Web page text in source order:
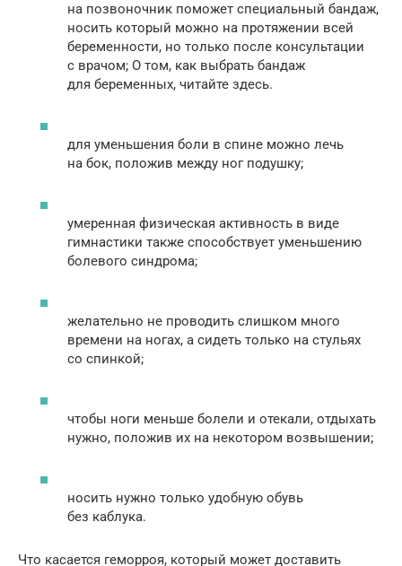
на позвоночник поможет специальный бандаж,
носить который можно на протяжении всей
беременности, но только после консультации
с врачом; О том, как выбрать бандаж
для беременных, читайте здесь.
для уменьшения боли в спине можно лечь
на бок, положив между ног подушку;
умеренная физическая активность в виде
гимнастики также способствует уменьшению
болевого синдрома;
желательно не проводить слишком много
времени на ногах, а сидеть только на стульях
со спинкой;
чтобы ноги меньше болели и отекали, отдыхать
нужно, положив их на некотором возвышении;
носить нужно только удобную обувь
без каблука.
Что касается геморроя, который может доставить